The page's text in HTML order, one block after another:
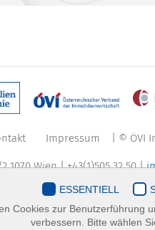
Impressum | © ÖVI
1070 Wien | +43(1)505 32 50 |
ESSENTIELL
Cookies zur Benutzerführung
verbessern. Bitte wählen